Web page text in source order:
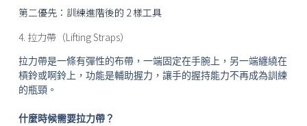
第二優先：訓練進階後的 2 樣工具
4. 拉力帶（Lifting Straps）
拉力帶是一條有彈性的布帶，一端固定在手腕上，另一端纏繞在
槓鈴或啊鈴上，功能是輔助握力，讓手的握持能力不再成為訓練
的瓶頸。
什麼時候需要拉力帶？